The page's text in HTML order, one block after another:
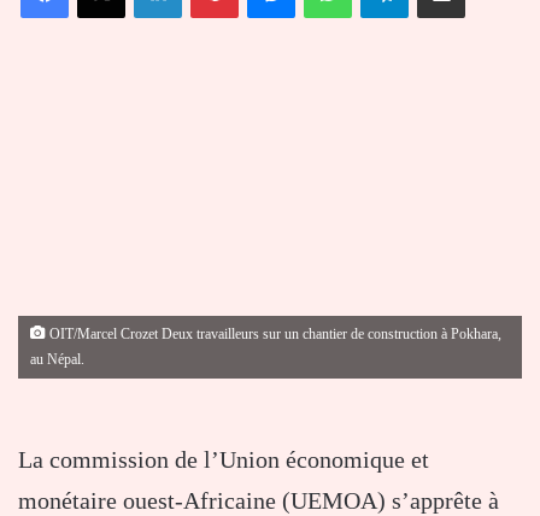
OIT/Marcel Crozet Deux travailleurs sur un chantier de construction à Pokhara,
au Népal.
La commission de l’Union économique et
monétaire ouest-Africaine (UEMOA) s’apprête à